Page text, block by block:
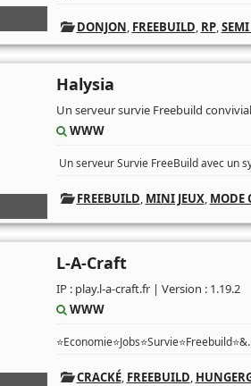
DONJON, FREEBUILD, RP,
Halysia
Un serveur survie Freebuild
WWW
Un serveur Survie FreeBuild avec un
FREEBUILD, MINI JEUX, MODE
L-A-Craft
IP : play.l-a-craft.fr | Version : 1.19.2
WWW
⭐️Economie⭐️Jobs⭐️Survie⭐️Freebuild⭐&
CRACKÉ, FREEBUILD,